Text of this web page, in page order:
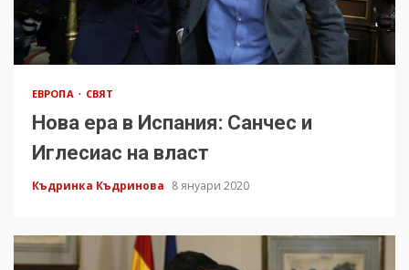
ЕВРОПА СВЯТ
Нова ера в Испания: Санчес и
Иглесиас на власт
Къдринка Къдринова 8 януари 2020